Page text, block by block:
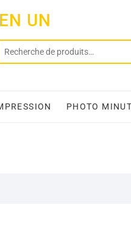
UN
PHOTO